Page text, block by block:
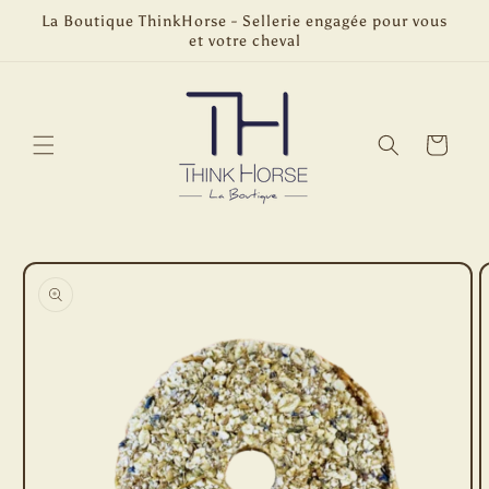
passer
La Boutique ThinkHorse - Sellerie engagée pour vous
et votre cheval
Panier
Passer aux
produits